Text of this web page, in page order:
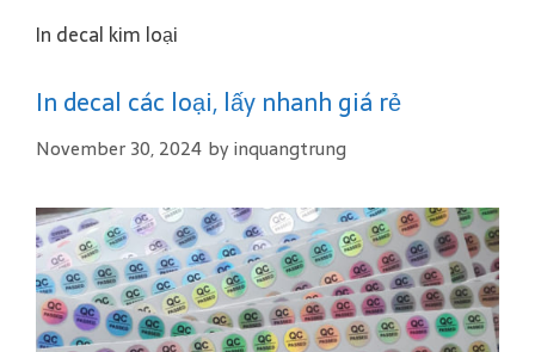
In decal kim loại
In decal các loại, lấy nhanh giá rẻ
November 30, 2024 by inquangtrung